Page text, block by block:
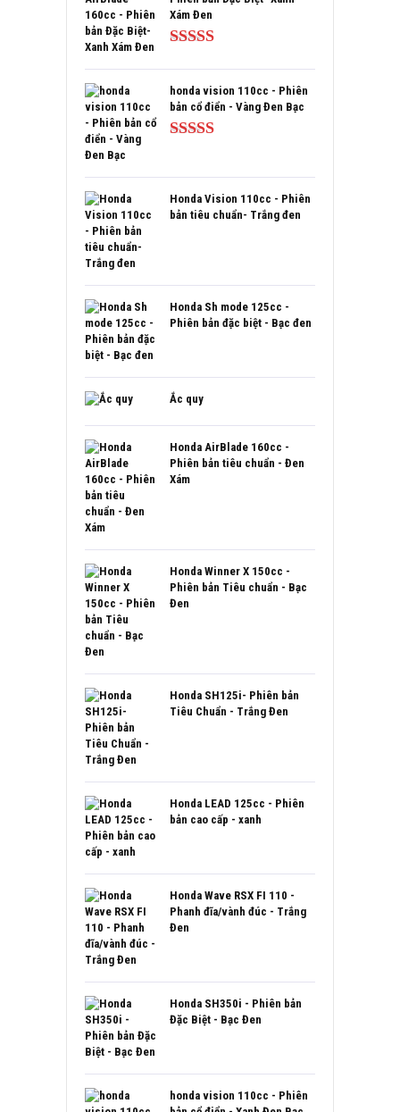
Xám Đen
sao
honda vision 110cc - Phiên
bản cổ điển - Vàng Đen Bạc
Honda Vision 110cc - Phiên
bản tiêu chuẩn- Trắng đen
Honda Sh mode 125cc -
Phiên bản đặc biệt - Bạc đen
Ắc quy
Honda AirBlade 160cc -
Phiên bản tiêu chuẩn - Đen
Xám
Honda Winner X 150cc -
Phiên bản Tiêu chuẩn - Bạc
Đen
Honda SH125i- Phiên bản
Tiêu Chuẩn - Trắng Đen
Honda LEAD 125cc - Phiên
bản cao cấp - xanh
Honda Wave RSX FI 110 -
Phanh đĩa/vành đúc - Trắng
Đen
Honda SH350i - Phiên bản
Đặc Biệt - Bạc Đen
honda vision 110cc - Phiên